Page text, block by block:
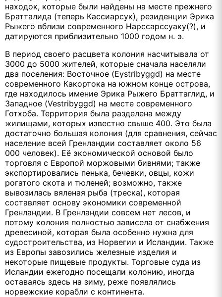
находок, которые были найдены на месте прежнего
Братталида (теперь Кассиарсук), резиденции Эрика
Рыжего вблизи современного Нарссарссуаку(?), и
датируются приблизительно 1000 годом н. э.
В период своего расцвета колония насчитывала от
3000 до 5000 жителей, которые сначала населяли
два поселения: Восточное (Eystribyggd) на месте
современного Какортока на южном конце острова,
где находилось имение Эрика Рыжего Браттаглид, и
Западное (Vestribyggd) на месте современного
Готхоба. Территория была разделена между
жилищами, которых известно свыше 400. Это была
достаточно большая колония (для сравнения, сейчас
население всей Гренландии составляет около 56
000 человек). Её экономической основой было
торговля с Европой моржовыми бивнями; также
экспортировались пенька, бечевки, овцы, кожи
рогатого скота и тюленей; возможно, также
вывозилась вяленая рыба (треска), которая
составляет основу экономики современной
Гренландии. В Гренландии совсем нет лесов, и
потому колония полностью зависела от снабжения
древесиной, которая была особенно нужна для
судостроительства, из Норвегии и Исландии. Также
из Европы завозились железные изделия и
некоторые пищевые продукты. Торговые суда из
Исландии ежегодно посещали колонию, иногда
оставаясь здесь на зиму, реже появлялись
норвежские корабли с континента.